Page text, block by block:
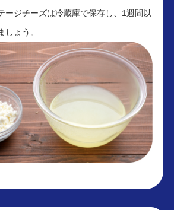
ージチーズは冷蔵庫で保存し、1週間以
しょう。